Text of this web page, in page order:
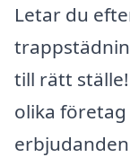
Letar du
till rätt
olika